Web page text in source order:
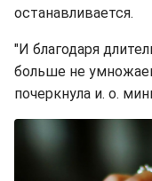
останавливается.
"И благодаря
больше не
почеркнула и. о.